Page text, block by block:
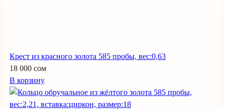
Крест из красного золота 585 пробы, вес:0,63
18 000 сом
В корзину